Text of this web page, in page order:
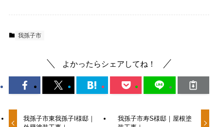
我孫子市
よかったらシェアしてね！
我孫子市東我孫子I様邸｜
我孫子市寿S様邸｜屋根塗